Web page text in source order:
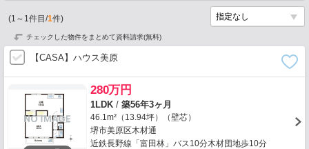
(1 ～ 1件目/1件)
チェックした物件をまとめて資料請求(無料)
【CASA】ハウス美原
280万円
1LDK / 築56年3ヶ月
46.1m²（13.94坪）（壁芯）
堺市美原区木材通
近鉄長野線「富田林」バス10分木材団地歩10分